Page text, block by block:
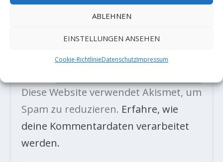
ABLEHNEN
EINSTELLUNGEN ANSEHEN
Cookie-RichtlinieDatenschutzImpressum
Diese Website verwendet Akismet, um
Spam zu reduzieren. Erfahre, wie
deine Kommentardaten verarbeitet
werden.